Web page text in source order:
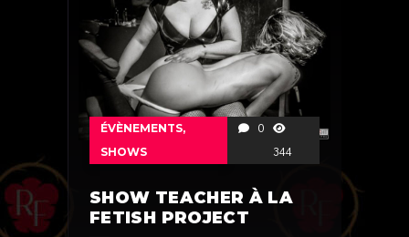
ÉVÈNEMENTS,
SHOWS
0
344
SHOW TEACHER À LA
FETISH PROJECT